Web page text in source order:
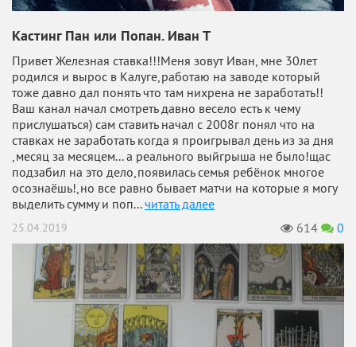
Кастинг Пан или Попан. Иван Т
Привет Железная ставка!!!Меня зовут Иван, мне 30лет
родился и вырос в Калуге,работаю на заводе который
тоже давно дал понять что там нихрена не заработать!!
Ваш канал начал смотреть давно весело есть к чему
прислушаться) сам ставить начал с 2008г понял что на
ставках не заработать когда я проигрывал день из за дня
,месяц за месяцем... а реального выйгрыша не было!щас
подзабил на это дело,появилась семья ребёнок многое
осознаёшь!,но все равно бывает матчи на которые я могу
выделить сумму и поп...читать далее
25.04.2019 614 0